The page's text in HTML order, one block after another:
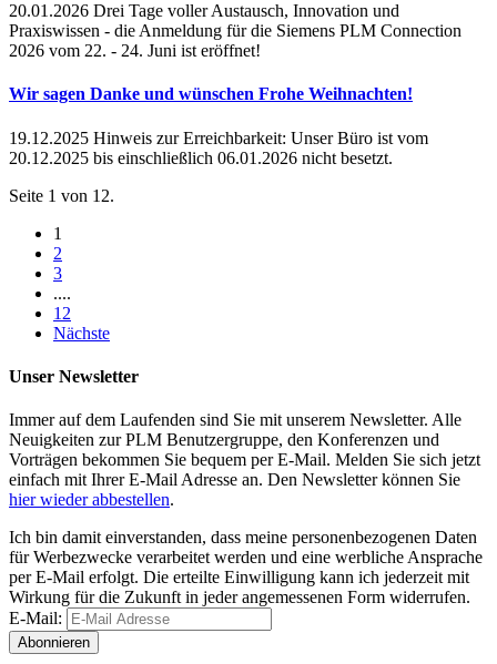
20.01.2026 Drei Tage voller Austausch, Innovation und
Praxiswissen - die Anmeldung für die Siemens PLM Connection
2026 vom 22. - 24. Juni ist eröffnet!
Wir sagen Danke und wünschen Frohe Weihnachten!
19.12.2025 Hinweis zur Erreichbarkeit: Unser Büro ist vom
20.12.2025 bis einschließlich 06.01.2026 nicht besetzt.
Seite 1 von 12.
1
2
3
....
12
Nächste
Unser Newsletter
Immer auf dem Laufenden sind Sie mit unserem Newsletter. Alle
Neuigkeiten zur PLM Benutzergruppe, den Konferenzen und
Vorträgen bekommen Sie bequem per E-Mail. Melden Sie sich jetzt
einfach mit Ihrer E-Mail Adresse an. Den Newsletter können Sie
hier wieder abbestellen.
Ich bin damit einverstanden, dass meine personenbezogenen Daten
für Werbezwecke verarbeitet werden und eine werbliche Ansprache
per E-Mail erfolgt. Die erteilte Einwilligung kann ich jederzeit mit
Wirkung für die Zukunft in jeder angemessenen Form widerrufen.
E-Mail:
Abonnieren